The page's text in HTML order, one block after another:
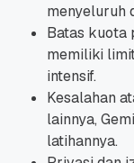
menyeluruh
Batas kuota
memiliki
intensif.
Kesalahan
lainnya,
latihannya.